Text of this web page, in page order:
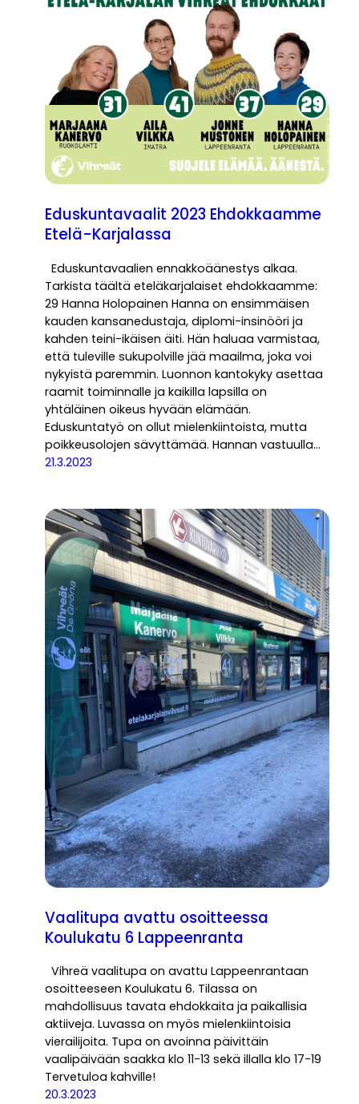
Eduskuntavaalit 2023 Ehdokkaamme
Etelä-Karjalassa
Eduskuntavaalien ennakkoäänestys alkaa.
Tarkista täältä eteläkarjalaiset ehdokkaamme:
29 Hanna Holopainen Hanna on ensimmäisen
kauden kansanedustaja, diplomi-insinööri ja
kahden teini-ikäisen äiti. Hän haluaa varmistaa,
että tuleville sukupolville jää maailma, joka voi
nykyistä paremmin. Luonnon kantokyky asettaa
raamit toiminnalle ja kaikilla lapsilla on
yhtäläinen oikeus hyvään elämään.
Eduskuntatyö on ollut mielenkiintoista, mutta
poikkeusolojen sävyttämää. Hannan vastuulla…
21.3.2023
Vaalitupa avattu osoitteessa
Koulukatu 6 Lappeenranta
Vihreä vaalitupa on avattu Lappeenrantaan
osoitteeseen Koulukatu 6. Tilassa on
mahdollisuus tavata ehdokkaita ja paikallisia
aktiiveja. Luvassa on myös mielenkiintoisia
vierailijoita. Tupa on avoinna päivittäin
vaalipäivään saakka klo 11-13 sekä illalla klo 17-19
Tervetuloa kahville!
20.3.2023